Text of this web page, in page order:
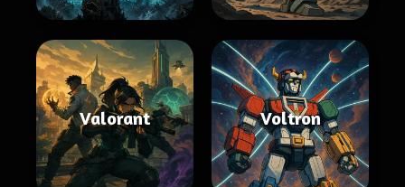
Valorant Voltron